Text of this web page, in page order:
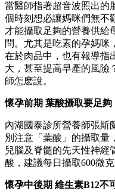
當醫師指著超音波照出的
個時刻想必讓媽咪們無不
才能攝取足夠的營養供給
問。尤其是吃素的孕媽咪
在於肉品中，也有報導指
大，甚至提高早產的風險
師怎麽說。
懷孕前期 葉酸攝取要足夠
內湖國泰診所營養師張斯
別注意「葉酸」的攝取量
兒腦及脊髓的先天性神經
酸，建議每日攝取600微克
懷孕中後期 維生素B12不